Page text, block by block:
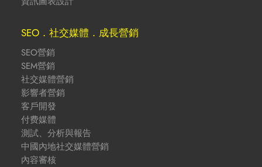
SEO．社交媒體．成長營銷
SEO營銷
SEM營銷
社交媒體營銷
影響者營銷
客戶開發
付费媒體
測試、分析與報告
中國內地社交媒體營銷
內容審核